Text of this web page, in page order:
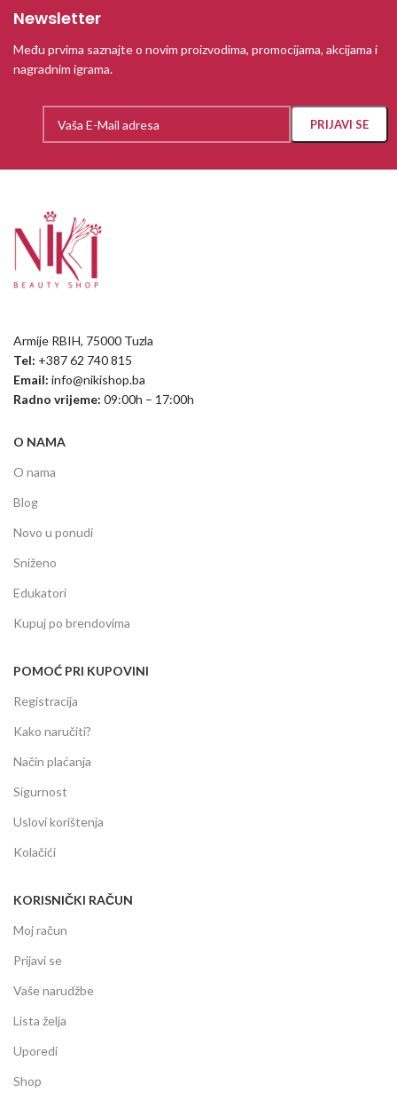
Newsletter
Među prvima saznajte o novim proizvodima, promocijama, akcijama i
nagradnim igrama.
Armije RBIH, 75000 Tuzla
Tel: +387 62 740 815
Email: info@nikishop.ba
Radno vrijeme: 09:00h – 17:00h
O NAMA
O nama
Blog
Novo u ponudi
Sniženo
Edukatori
Kupuj po brendovima
POMOĆ PRI KUPOVINI
Registracija
Kako naručiti?
Način plaćanja
Sigurnost
Uslovi korištenja
Kolačići
KORISNIČKI RAČUN
Moj račun
Prijavi se
Vaše narudžbe
Lista želja
Uporedi
Shop